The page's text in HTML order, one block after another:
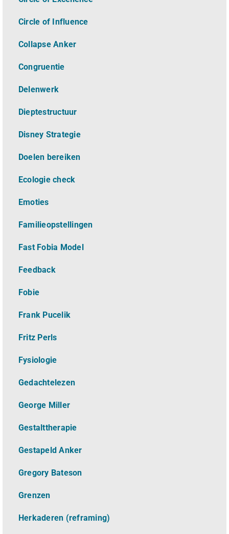
Circle of Influence
Collapse Anker
Congruentie
Delenwerk
Dieptestructuur
Disney Strategie
Doelen bereiken
Ecologie check
Emoties
Familieopstellingen
Fast Fobia Model
Feedback
Fobie
Frank Pucelik
Fritz Perls
Fysiologie
Gedachtelezen
George Miller
Gestalttherapie
Gestapeld Anker
Gregory Bateson
Grenzen
Herkaderen (reframing)